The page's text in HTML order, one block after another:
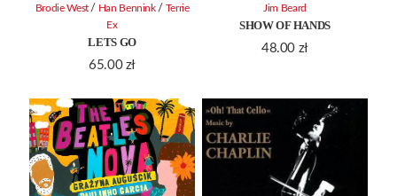
LETS GO
65.00 zł
Brodie West / Han Bennink / Terrie
Ex
SHOW OF HANDS
48.00 zł
Jim Beard